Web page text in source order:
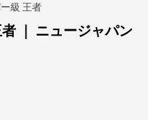
級 王者
｜ ニュージャパン